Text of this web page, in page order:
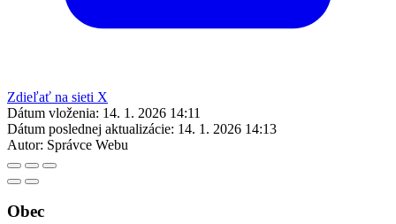
Zdieľať na sieti X
Dátum vloženia: 14. 1. 2026 14:11
Dátum poslednej aktualizácie: 14. 1. 2026 14:13
Autor: Správce Webu
Obec